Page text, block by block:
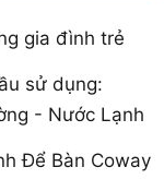
gia đình trẻ
sử dụng:
- Nước Lạnh
Để Bàn Coway